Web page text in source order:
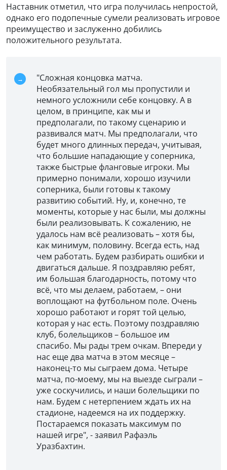
Наставник отметил, что игра получилась непростой,
однако его подопечные сумели реализовать игровое
преимущество и заслуженно добились
положительного результата.
"Сложная концовка матча.
Необязательный гол мы пропустили и
немного усложнили себе концовку. А в
целом, в принципе, как мы и
предполагали, по такому сценарию и
развивался матч. Мы предполагали, что
будет много длинных передач, учитывая,
что большие нападающие у соперника,
также быстрые фланговые игроки. Мы
примерно понимали, хорошо изучили
соперника, были готовы к такому
развитию событий. Ну, и, конечно, те
моменты, которые у нас были, мы должны
были реализовывать. К сожалению, не
удалось нам всё реализовать – хотя бы,
как минимум, половину. Всегда есть, над
чем работать. Будем разбирать ошибки и
двигаться дальше. Я поздравляю ребят,
им большая благодарность, потому что
всё, что мы делаем, работаем, – они
воплощают на футбольном поле. Очень
хорошо работают и горят той целью,
которая у нас есть. Поэтому поздравляю
клуб, болельщиков – большое им
спасибо. Мы рады трем очкам. Впереди у
нас еще два матча в этом месяце –
наконец-то мы сыграем дома. Четыре
матча, по-моему, мы на выезде сыграли –
уже соскучились, и наши болельщики по
нам. Будем с нетерпением ждать их на
стадионе, надеемся на их поддержку.
Постараемся показать максимум по
нашей игре", - заявил Рафаэль
Уразбахтин.